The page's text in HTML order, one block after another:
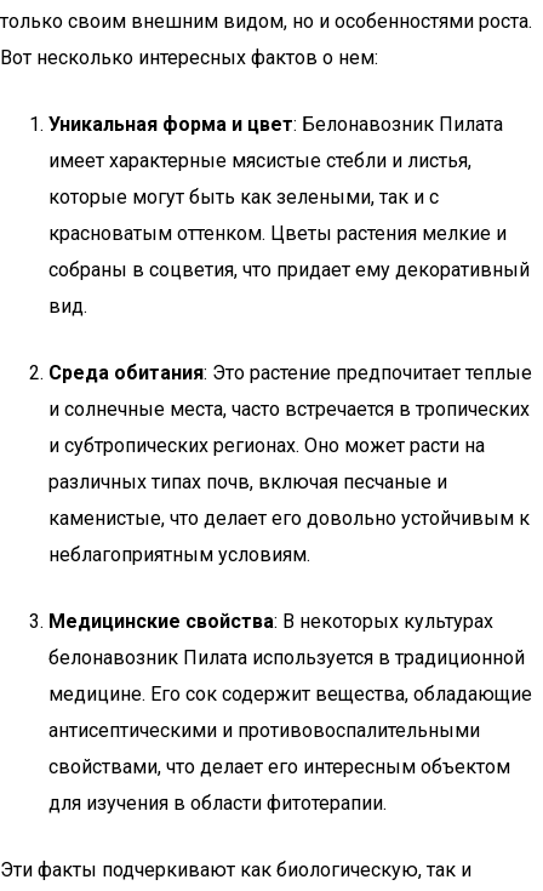
только своим внешним видом, но и особенностями роста.
Вот несколько интересных фактов о нем:
Уникальная форма и цвет: Белонавозник Пилата
имеет характерные мясистые стебли и листья,
которые могут быть как зелеными, так и с
красноватым оттенком. Цветы растения мелкие и
собраны в соцветия, что придает ему декоративный
вид.
Среда обитания: Это растение предпочитает теплые
и солнечные места, часто встречается в тропических
и субтропических регионах. Оно может расти на
различных типах почв, включая песчаные и
каменистые, что делает его довольно устойчивым к
неблагоприятным условиям.
Медицинские свойства: В некоторых культурах
белонавозник Пилата используется в традиционной
медицине. Его сок содержит вещества, обладающие
антисептическими и противовоспалительными
свойствами, что делает его интересным объектом
для изучения в области фитотерапии.
Эти факты подчеркивают как биологическую, так и